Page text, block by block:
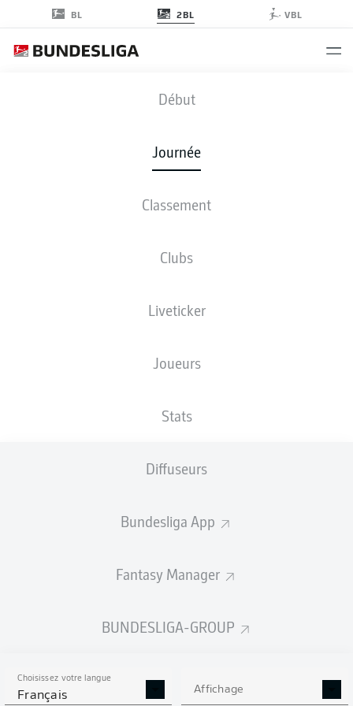
BL 2BL VBL
Début
Journée
Classement
Clubs
Liveticker
Joueurs
Stats
Diffuseurs
Bundesliga App
Fantasy Manager
BUNDESLIGA-GROUP
Choisissez votre langue
Français Affichage
SVD - STP
COMPOSITIONS STATISTIQUES
0